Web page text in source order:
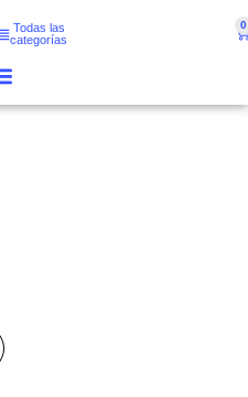
Todas las
categorías
0